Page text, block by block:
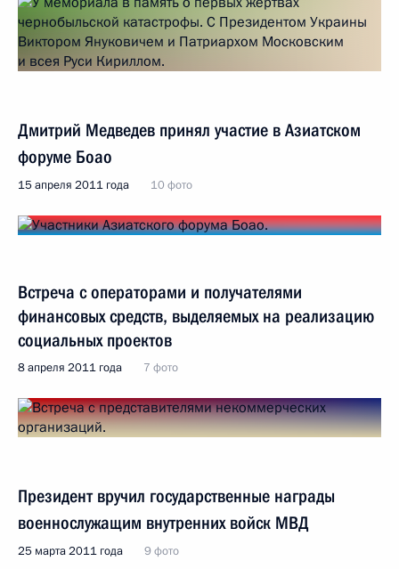
Дмитрий Медведев принял участие в Азиатском
форуме Боао
15 апреля 2011 года 10 фото
Встреча с операторами и получателями
финансовых средств, выделяемых на реализацию
социальных проектов
8 апреля 2011 года 7 фото
Президент вручил государственные награды
военнослужащим внутренних войск МВД
25 марта 2011 года 9 фото